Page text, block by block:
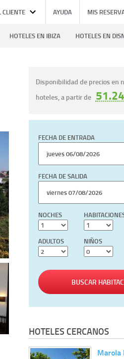
CLIENTE AYUDA MIS
HOTELES EN IBIZA HOTELES EN
Disponibilidad de precios en
hoteles, a partir de
FECHA DE ENTRADA
FECHA DE SALIDA
NOCHES
ADULTOS NIÑOS
BUSCAR
HOTELES CERCANOS
Marola